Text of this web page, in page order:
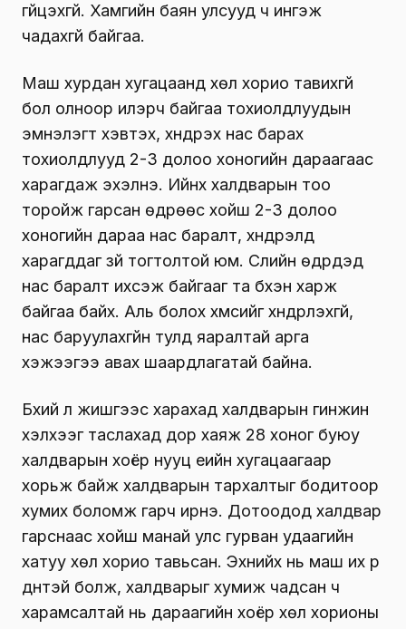
гүйцэхгүй. Хамгийн баян улсууд ч ингэж
чадахгүй байгаа.
Маш хурдан хугацаанд хөл хорио тавихгүй
бол олноор илэрч байгаа тохиолдлуудын
эмнэлэгт хэвтэх, хүндрэх нас барах
тохиолдлууд 2-3 долоо хоногийн дараагаас
харагдаж эхэлнэ. Ийнхүү халдварын тоо
торойж гарсан өдрөөс хойш 2-3 долоо
хоногийн дараа нас баралт, хүндрэлүүд
харагддаг зүй тогтолтой юм. Сүүлийн өдрүүдэд
нас баралт ихсэж байгааг та бүхэн харж
байгаа байх. Аль болох хүмүүсийг хүндрүүлэхгүй,
нас баруулахгүйн тулд яаралтай арга
хэжээгээ авах шаардлагатай байна.
Бүхий л жишгээс харахад халдварын гинжин
хэлхээг таслахад дор хаяж 28 хоног буюу
халдварын хоёр нууц үеийн хугацаагаар
хорьж байж халдварын тархалтыг бодитоор
хумих боломж гарч ирнэ. Дотоодод халдвар
гарснаас хойш манай улс гурван удаагийн
хатуу хөл хорио тавьсан. Эхнийх нь маш их үр
дүнтэй болж, халдварыг хумиж чадсан ч
харамсалтай нь дараагийн хоёр хөл хорионы